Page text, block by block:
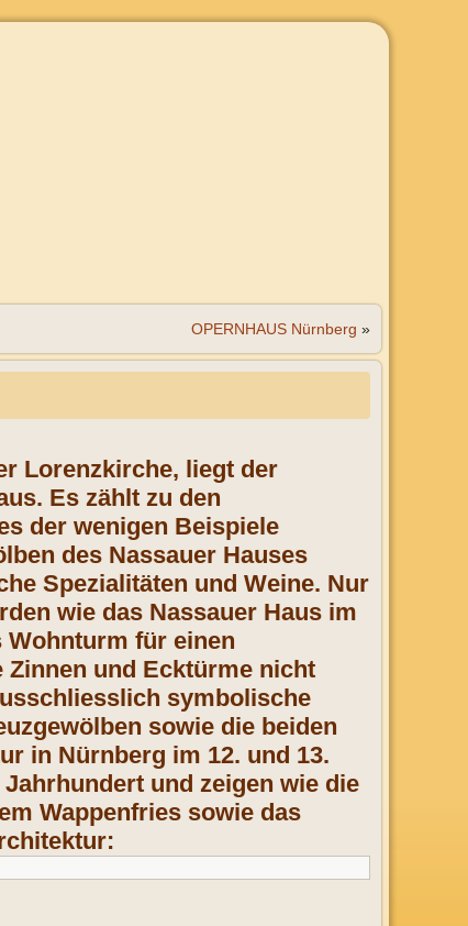
OPERNHAUS Nürnberg »
Lorenzkirche, liegt der
Es zählt zu den
der wenigen Beispiele
des Nassauer Hauses
Spezialitäten und Weine. Nur
wie das Nassauer Haus im
für einen
und Ecktürme nicht
symbolische
sowie die beiden
in Nürnberg im 12. und 13.
und zeigen wie die
Wappenfries sowie das